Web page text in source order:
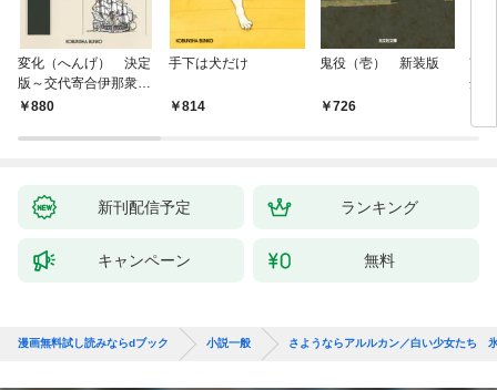
変化（へんげ） 決定
版～交代寄合伊那衆異
聞（1）～
880
手下は犬だけ
814
鬼役（壱） 新装版
726
南
舟
新刊配信予定 ランキング
キャンペーン 無料
漫画無料試し読みならdブック 小説一般 さようならアルルカン／白い少女たち